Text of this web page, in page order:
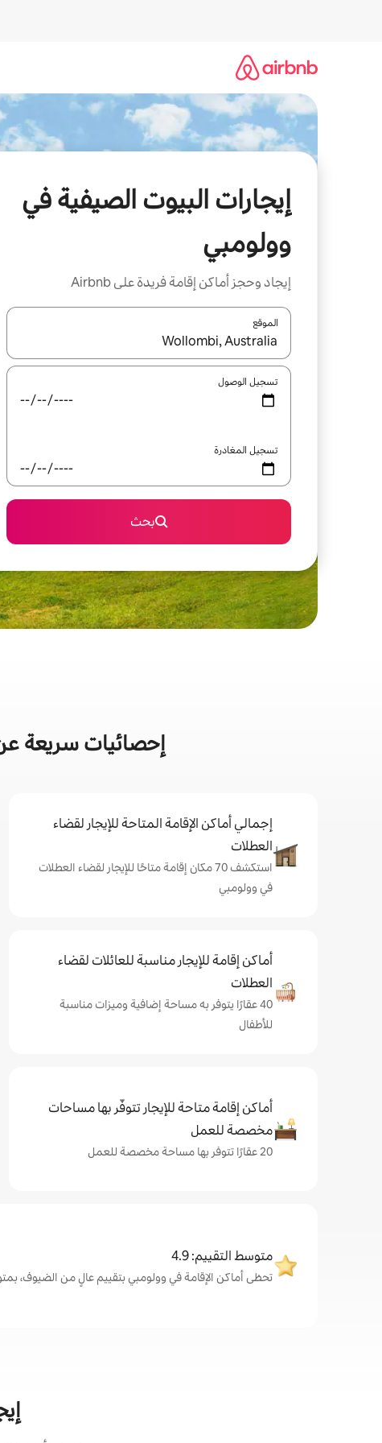
إيجارات البيوت الصيفية في
وولومبي
إيجاد وحجز أماكن إقامة فريدة على Airbnb
الموقع
عند توفر النتائج، انتقل باستخدام السهمين لأعلى ولأسفل
تسجيل الوصول
تسجيل المغادرة
بحث
إحصائيات سريعة
إجمالي أماكن الإقامة المتاحة للإيجار لقضاء
العطلات
استكشف 70 مكان إقامة متاحًا للإيجار لقضاء العطلات
في وولومبي
أماكن إقامة للإيجار مناسبة للعائلات لقضاء
العطلات
40 عقارًا يتوفر به مساحة إضافية وميزات مناسبة
للأطفال
أماكن إقامة متاحة للإيجار تتوفّر بها مساحات
مخصصة للعمل
20 عقارًا تتوفر بها مساحة مخصصة للعمل
متوسط التقييم: 4.9
تحظى أماكن الإقامة في وولومبي بتقييم عالٍ من الضيوف، بمتوسط